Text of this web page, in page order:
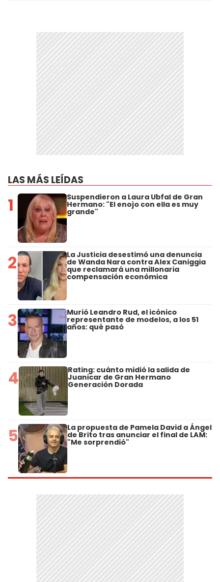
LAS MÁS LEÍDAS
1 Suspendieron a Laura Ubfal de Gran
Hermano: "El enojo con ella es muy
grande"
2 La Justicia desestimó una denuncia
de Wanda Nara contra Alex Caniggia
que reclamará una millonaria
compensación económica
3 Murió Leandro Rud, el icónico
representante de modelos, a los 51
años: qué pasó
4 Rating: cuánto midió la salida de
Juanicar de Gran Hermano
Generación Dorada
5 La propuesta de Pamela David a Ángel
de Brito tras anunciar el final de LAM:
"Me sorprendió"